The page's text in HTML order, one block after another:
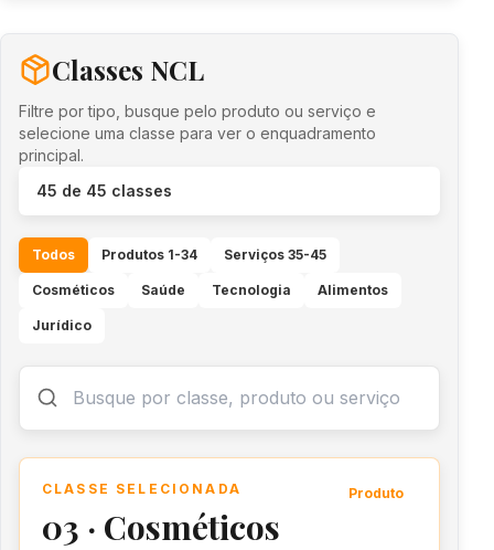
Classes NCL
Filtre por tipo, busque pelo produto ou serviço e
selecione uma classe para ver o enquadramento
principal.
45 de 45 classes
Todos Produtos 1-34 Serviços 35-45
Cosméticos Saúde Tecnologia Alimentos
Jurídico
CLASSE SELECIONADA
03 · Cosméticos
Produto